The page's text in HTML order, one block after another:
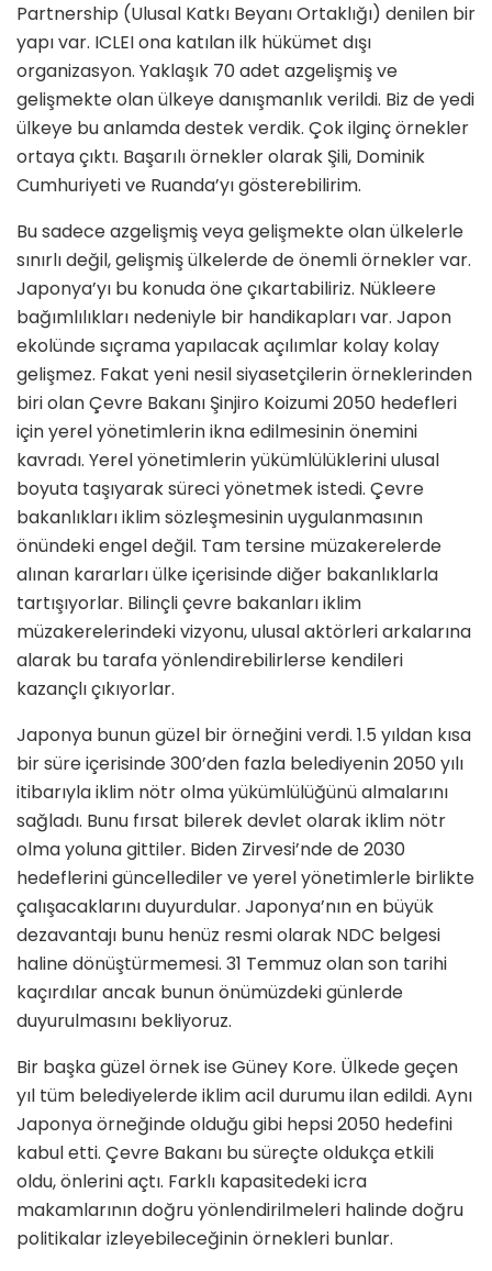
Partnership (Ulusal Katkı Beyanı Ortaklığı) denilen bir
yapı var. ICLEI ona katılan ilk hükümet dışı
organizasyon. Yaklaşık 70 adet azgelişmiş ve
gelişmekte olan ülkeye danışmanlık verildi. Biz de yedi
ülkeye bu anlamda destek verdik. Çok ilginç örnekler
ortaya çıktı. Başarılı örnekler olarak Şili, Dominik
Cumhuriyeti ve Ruanda’yı gösterebilirim.
Bu sadece azgelişmiş veya gelişmekte olan ülkelerle
sınırlı değil, gelişmiş ülkelerde de önemli örnekler var.
Japonya’yı bu konuda öne çıkartabiliriz. Nükleere
bağımlılıkları nedeniyle bir handikapları var. Japon
ekolünde sıçrama yapılacak açılımlar kolay kolay
gelişmez. Fakat yeni nesil siyasetçilerin örneklerinden
biri olan Çevre Bakanı Şinjiro Koizumi 2050 hedefleri
için yerel yönetimlerin ikna edilmesinin önemini
kavradı. Yerel yönetimlerin yükümlülüklerini ulusal
boyuta taşıyarak süreci yönetmek istedi. Çevre
bakanlıkları iklim sözleşmesinin uygulanmasının
önündeki engel değil. Tam tersine müzakerelerde
alınan kararları ülke içerisinde diğer bakanlıklarla
tartışıyorlar. Bilinçli çevre bakanları iklim
müzakerelerindeki vizyonu, ulusal aktörleri arkalarına
alarak bu tarafa yönlendirebilirlerse kendileri
kazançlı çıkıyorlar.
Japonya bunun güzel bir örneğini verdi. 1.5 yıldan kısa
bir süre içerisinde 300’den fazla belediyenin 2050 yılı
itibarıyla iklim nötr olma yükümlülüğünü almalarını
sağladı. Bunu fırsat bilerek devlet olarak iklim nötr
olma yoluna gittiler. Biden Zirvesi’nde de 2030
hedeflerini güncellediler ve yerel yönetimlerle birlikte
çalışacaklarını duyurdular. Japonya’nın en büyük
dezavantajı bunu henüz resmi olarak NDC belgesi
haline dönüştürmemesi. 31 Temmuz olan son tarihi
kaçırdılar ancak bunun önümüzdeki günlerde
duyurulmasını bekliyoruz.
Bir başka güzel örnek ise Güney Kore. Ülkede geçen
yıl tüm belediyelerde iklim acil durumu ilan edildi. Aynı
Japonya örneğinde olduğu gibi hepsi 2050 hedefini
kabul etti. Çevre Bakanı bu süreçte oldukça etkili
oldu, önlerini açtı. Farklı kapasitedeki icra
makamlarının doğru yönlendirilmeleri halinde doğru
politikalar izleyebileceğinin örnekleri bunlar.